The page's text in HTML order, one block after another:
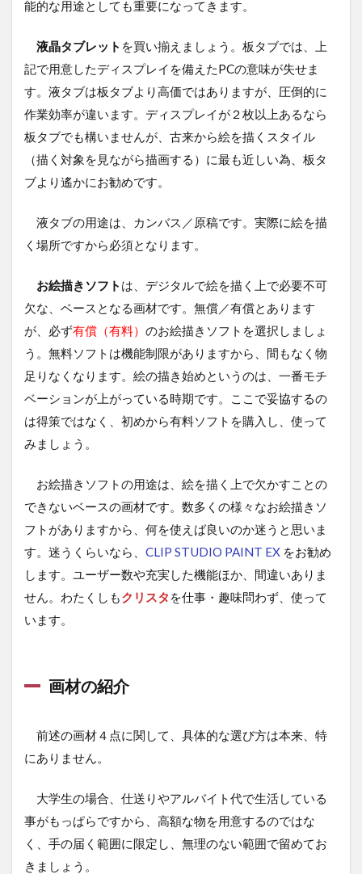
能的な用途としても重要になってきます。
液晶タブレット を買い揃えましょう。板タブでは、上
記で用意したディスプレイを備えたPCの意味が失せま
す。液タブは板タブより高価ではありますが、圧倒的に
作業効率が違います。ディスプレイが２枚以上あるなら
板タブでも構いませんが、古来から絵を描くスタイル
（描く対象を見ながら描画する）に最も近しい為、板タ
ブより遙かにお勧めです。
液タブの用途は、カンバス／原稿です。実際に絵を描
く場所ですから必須となります。
お絵描きソフト は、デジタルで絵を描く上で必要不可
欠な、ベースとなる画材です。無償／有償とあります
が、必ず有償（有料） のお絵描きソフトを選択しましょ
う。無料ソフトは機能制限がありますから、間もなく物
足りなくなります。絵の描き始めというのは、一番モチ
ベーションが上がっている時期です。ここで妥協するの
は得策ではなく、初めから有料ソフトを購入し、使って
みましょう。
お絵描きソフトの用途は、絵を描く上で欠かすことの
できないベースの画材です。数多くの様々なお絵描きソ
フトがありますから、何を使えば良いのか迷うと思いま
す。迷うくらいなら、 CLIP STUDIO PAINT EX をお勧め
します。ユーザー数や充実した機能ほか、間違いありま
せん。わたくしもクリスタ を仕事・趣味問わず、使って
います。
画材の紹介
前述の画材４点に関して、具体的な選び方は本来、特
にありません。
大学生の場合、仕送りやアルバイト代で生活している
事がもっぱらですから、高額な物を用意するのではな
く、手の届く範囲に限定し、無理のない範囲で留めてお
きましょう。